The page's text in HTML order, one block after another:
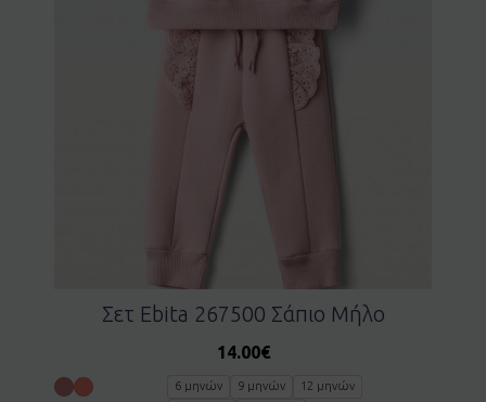
Σετ Ebita 267500 Σάπιο Μήλο
14.00€
6 μηνών 9 μηνών
12 μηνών